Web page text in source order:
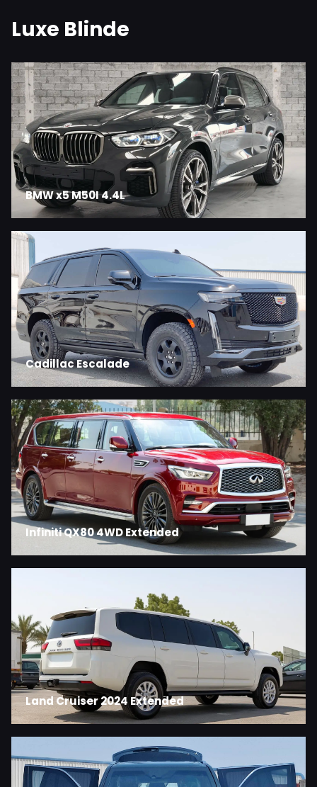
Luxe Blinde
BMW x5 M50I 4.4L
Cadillac Escalade
Infiniti QX80 4WD Extended
Land Cruiser 2024 Extended